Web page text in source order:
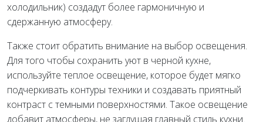
холодильник) создадут более гармоничную и
сдержанную атмосферу.
Также стоит обратить внимание на выбор освещения.
Для того чтобы сохранить уют в черной кухне,
используйте теплое освещение, которое будет мягко
подчеркивать контуры техники и создавать приятный
контраст с темными поверхностями. Такое освещение
добавит атмосферы, не заглушая главный стиль кухни.